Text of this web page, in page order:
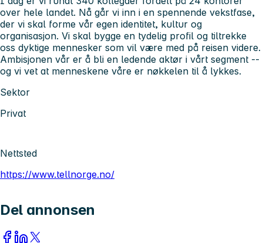
over hele landet. Nå går vi inn i en spennende vekstfase,
der vi skal forme vår egen identitet, kultur og
organisasjon. Vi skal bygge en tydelig profil og tiltrekke
oss dyktige mennesker som vil være med på reisen videre.
Ambisjonen vår er å bli en ledende aktør i vårt segment --
og vi vet at menneskene våre er nøkkelen til å lykkes.
Sektor
Privat
Nettsted
https://www.tellnorge.no/
Del annonsen